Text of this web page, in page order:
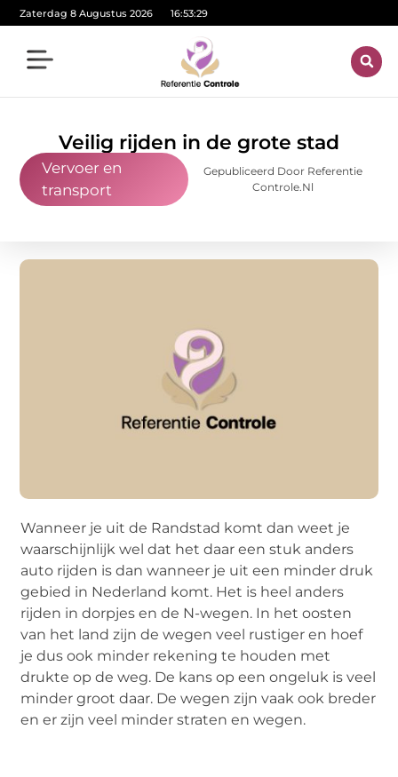
Zaterdag 8 Augustus 2026 16:53:30
Veilig rijden in de grote stad
Vervoer en
transport
Gepubliceerd Door Referentie
Controle.nl
Wanneer je uit de Randstad komt dan weet je
waarschijnlijk wel dat het daar een stuk anders
auto rijden is dan wanneer je uit een minder druk
gebied in Nederland komt. Het is heel anders
rijden in dorpjes en de N-wegen. In het oosten
van het land zijn de wegen veel rustiger en hoef
je dus ook minder rekening te houden met
drukte op de weg. De kans op een ongeluk is veel
minder groot daar. De wegen zijn vaak ook breder
en er zijn veel minder straten en wegen.